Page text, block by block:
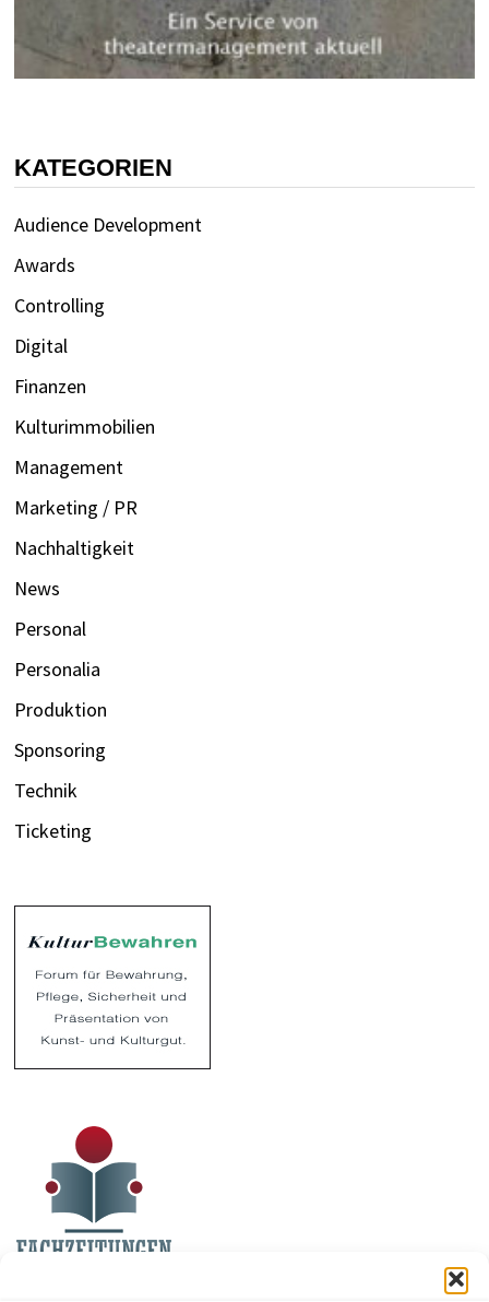
KATEGORIEN
Audience Development
Awards
Controlling
Digital
Finanzen
Kulturimmobilien
Management
Marketing / PR
Nachhaltigkeit
News
Personal
Personalia
Produktion
Sponsoring
Technik
Ticketing